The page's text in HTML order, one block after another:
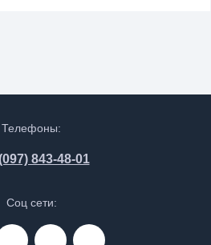
Телефоны:
843-48-01
Соц сети: